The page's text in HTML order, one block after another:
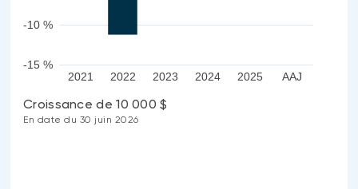
-15 %
-10 %
2021 2022 2023 2024 2025 AAJ
Croissance de 10 000 $
En date du 30 juin 2026